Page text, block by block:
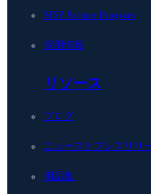
MSP Partner Program
採用情報
リソース
ブログ
ニュースとプレスリリ
用語集